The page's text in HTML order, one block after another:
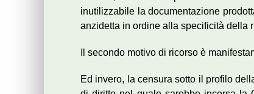
inutilizzabile la documentazione
anzidetta in ordine alla specificità della
Il secondo motivo di ricorso è
Ed invero, la censura sotto il profilo